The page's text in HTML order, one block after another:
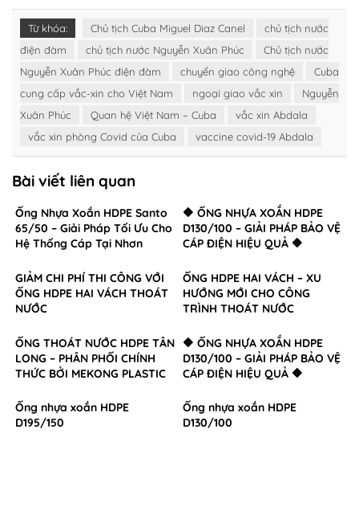
Từ khóa: Chủ tịch Cuba Miguel Diaz Canel
chủ tịch nước
điện đàm
chủ tịch nước Nguyễn Xuân Phúc
Chủ tịch nước
Nguyễn Xuân Phúc điện đàm
chuyển giao công nghệ
Cuba
cung cấp vắc-xin cho Việt Nam
ngoại giao vắc xin
Nguyễn
Xuân Phúc
Quan hệ Việt Nam – Cuba
vắc xin Abdala
vắc xin phòng Covid của Cuba
vaccine covid-19 Abdala
Bài viết liên quan
Ống Nhựa Xoắn HDPE Santo
65/50 – Giải Pháp Tối Ưu Cho
Hệ Thống Cáp Tại Nhơn
🔶 ỐNG NHỰA XOẮN HDPE
D130/100 – GIẢI PHÁP BẢO VỆ
CÁP ĐIỆN HIỆU QUẢ 🔶
GIẢM CHI PHÍ THI CÔNG VỚI
ỐNG HDPE HAI VÁCH THOÁT
NƯỚC
ỐNG HDPE HAI VÁCH – XU
HƯỚNG MỚI CHO CÔNG
TRÌNH THOÁT NƯỚC
ỐNG THOÁT NƯỚC HDPE TÂN
LONG – PHÂN PHỐI CHÍNH
THỨC BỞI MEKONG PLASTIC
🔶 ỐNG NHỰA XOẮN HDPE
D130/100 – GIẢI PHÁP BẢO VỆ
CÁP ĐIỆN HIỆU QUẢ 🔶
Ống nhựa xoắn HDPE
D195/150
Ống nhựa xoắn HDPE
D130/100